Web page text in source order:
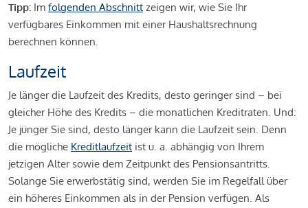
Tipp: Im folgenden Abschnitt zeigen wir, wie Sie Ihr
verfügbares Einkommen mit einer Haushaltsrechnung
berechnen können.
Laufzeit
Je länger die Laufzeit des Kredits, desto geringer sind – bei
gleicher Höhe des Kredits – die monatlichen Kreditraten. Und:
Je jünger Sie sind, desto länger kann die Laufzeit sein. Denn
die mögliche Kreditlaufzeit ist u. a. abhängig von Ihrem
jetzigen Alter sowie dem Zeitpunkt des Pensionsantritts.
Solange Sie erwerbstätig sind, werden Sie im Regelfall über
ein höheres Einkommen als in der Pension verfügen. Als